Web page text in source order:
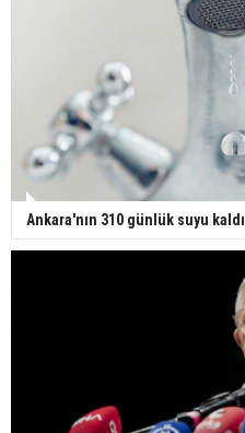
Ankara'nın 310 günlük suyu kaldı